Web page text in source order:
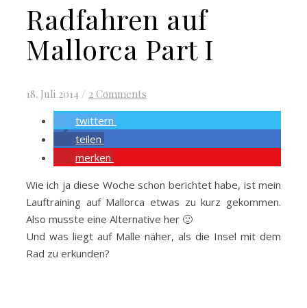
Radfahren auf
Mallorca Part I
18. Juli 2014 / 2 Comments
twittern
teilen
merken
Wie ich ja diese Woche schon berichtet habe, ist mein
Lauftraining auf Mallorca etwas zu kurz gekommen.
Also musste eine Alternative her 🙂
Und was liegt auf Malle näher, als die Insel mit dem
Rad zu erkunden?